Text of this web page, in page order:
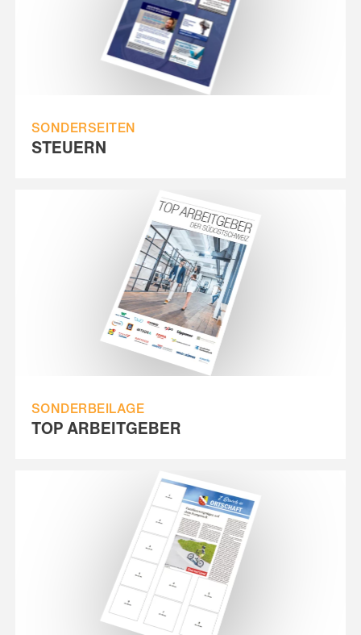
SONDERSEITEN
STEUERN
SONDERBEILAGE
TOP ARBEITGEBER